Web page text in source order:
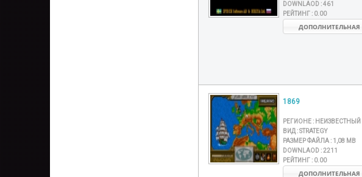
DOWNLAOD :461
РЕЙТИНГ : 0.00
ДОПОЛНИТЕЛЬНАЯ
1869
РЕГИОНЕ : НЕИЗВЕСТНЫЙ
ВИД :STRATEGY
РАЗМЕР ФАЙЛА : 1,08 MB
DOWNLAOD :2211
РЕЙТИНГ : 0.00
ДОПОЛНИТЕЛЬНАЯ